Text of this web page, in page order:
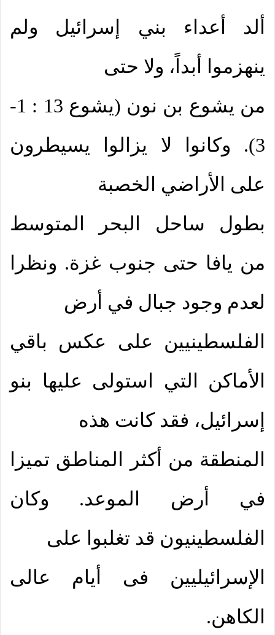
ألد أعداء بني إسرائيل ولم
ينهزموا أبداً، ولا حتى
من يشوع بن نون (يشوع 13 : 1-
3). وكانوا لا يزالوا يسيطرون
على الأراضي الخصبة
بطول ساحل البحر المتوسط
من يافا حتى جنوب غزة. ونظرا
لعدم وجود جبال في أرض
الفلسطينيين على عكس باقي
الأماكن التي استولى عليها بنو
إسرائيل، فقد كانت هذه
المنطقة من أكثر المناطق تميزا
في أرض الموعد. وكان
الفلسطينيون قد تغلبوا على
الإسرائيليين فى أيام عالى
الكاهن.